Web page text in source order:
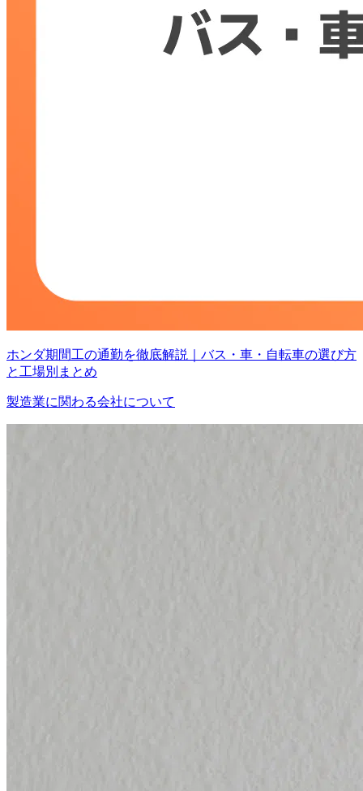
ホンダ期間工の通勤を徹底解説｜バス・車・自転車の選び方
と工場別まとめ
製造業に関わる会社について